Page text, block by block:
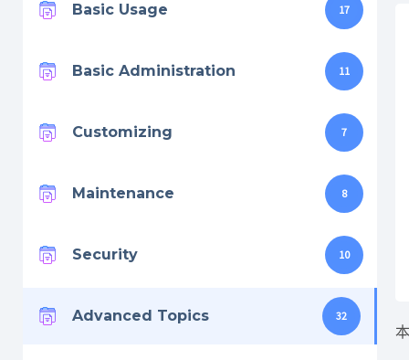
Basic Usage 17
Basic Administration 11
Customizing 7
Maintenance 8
Security 10
Advanced Topics 32